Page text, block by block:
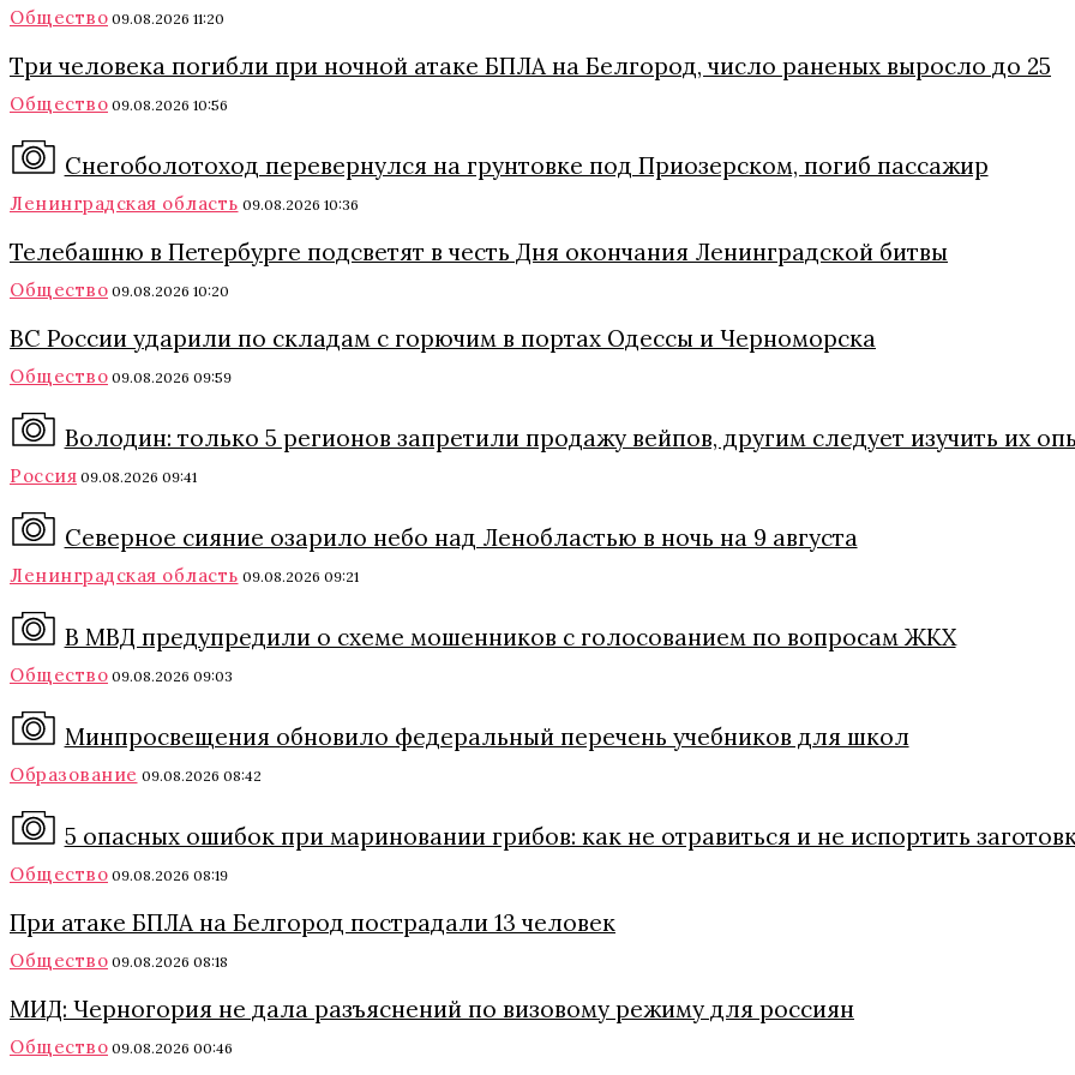
Общество 09.08.2026 11:20
Три человека погибли при ночной атаке БПЛА на Белгород, число раненых выросло до 25
Общество 09.08.2026 10:56
Снегоболотоход перевернулся на грунтовке под Приозерском, погиб пассажир
Ленинградская область 09.08.2026 10:36
Телебашню в Петербурге подсветят в честь Дня окончания Ленинградской битвы
Общество 09.08.2026 10:20
ВС России ударили по складам с горючим в портах Одессы и Черноморска
Общество 09.08.2026 09:59
Володин: только 5 регионов запретили продажу вейпов, другим следует изучить их
Россия 09.08.2026 09:41
Северное сияние озарило небо над Ленобластью в ночь на 9 августа
Ленинградская область 09.08.2026 09:21
В МВД предупредили о схеме мошенников с голосованием по вопросам ЖКХ
Общество 09.08.2026 09:03
Минпросвещения обновило федеральный перечень учебников для школ
Образование 09.08.2026 08:42
5 опасных ошибок при мариновании грибов: как не отравиться и не испортить
Общество 09.08.2026 08:19
При атаке БПЛА на Белгород пострадали 13 человек
Общество 09.08.2026 08:18
МИД: Черногория не дала разъяснений по визовому режиму для россиян
Общество 09.08.2026 00:46